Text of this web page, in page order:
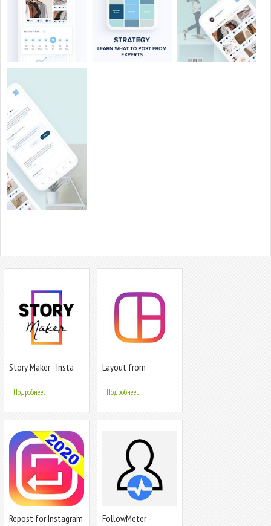
Story Maker - Insta
Instagram
Подробнее...
Layout from
Подробнее...
Repost for Instagram
FollowMeter -